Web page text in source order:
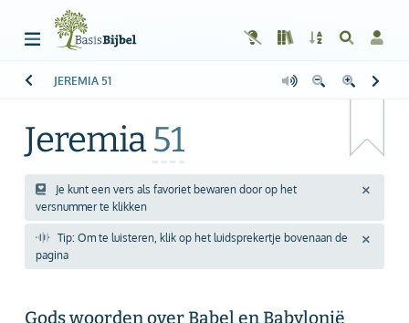
Welkom!
Start
Lezen
Zoeken
JEREMIA 51
Jeremia51
Je kunt een vers als favoriet bewaren door op het
versnummer te klikken
Tip: Om te luisteren, klik op het luidsprekertje bovenaan de
pagina
Gods woorden over Babel en Babylonië